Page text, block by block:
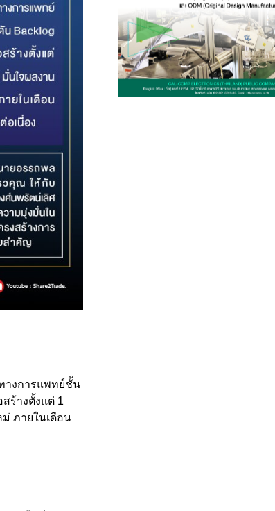
างการแพทย์ชั้น
ร้างตั้งแต่ 1
ภายในเดือน